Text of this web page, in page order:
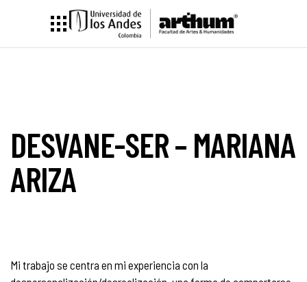
DESVANE-SER – MARIANA
ARIZA
Mi trabajo se centra en mi experiencia con la